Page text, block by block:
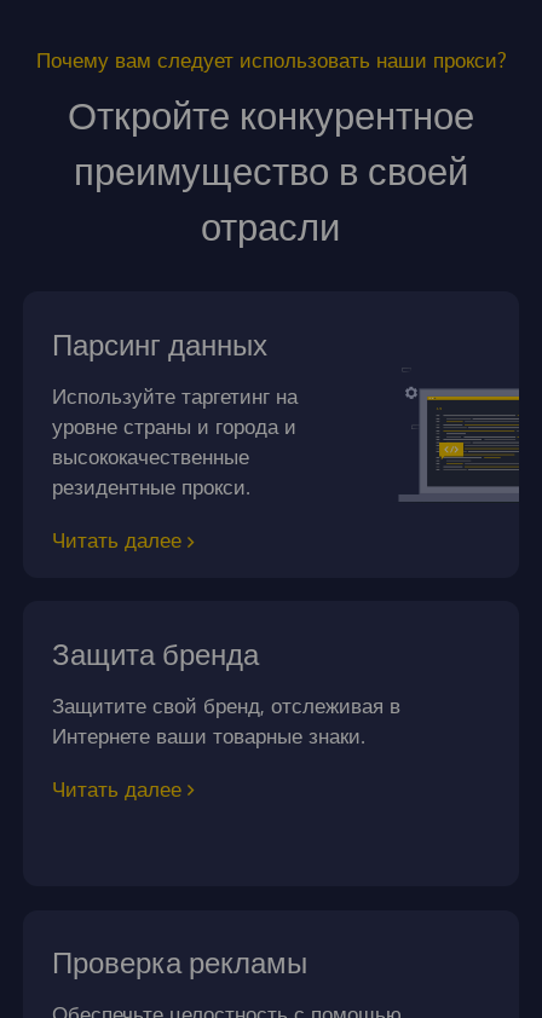
Почему вам следует использовать наши прокси?
Откройте конкурентное
преимущество в своей
отрасли
Парсинг данных
Используйте таргетинг на
уровне страны и города и
высококачественные
резидентные прокси.
Читать далее
Защита бренда
Защитите свой бренд, отслеживая в
Интернете ваши товарные знаки.
Читать далее
Проверка рекламы